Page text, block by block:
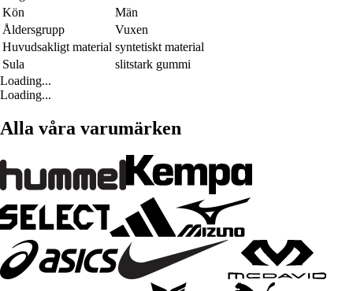
Kön
Män
Åldersgrupp
Vuxen
Huvudsakligt material syntetiskt material
Sula
slitstark gummi
Loading...
Loading...
Alla våra varumärken